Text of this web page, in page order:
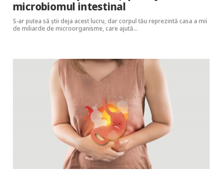
microbiomul intestinal
S-ar putea să știi deja acest lucru, dar corpul tău reprezintă casa a mii
de miliarde de microorganisme, care ajută…